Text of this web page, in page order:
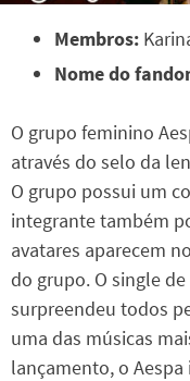
Membros:
Nome do
O grupo feminino
através do selo da
O grupo possui um
integrante também
avatares aparecem
do grupo. O single
surpreendeu todos
uma das músicas
lançamento, o